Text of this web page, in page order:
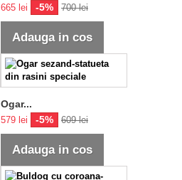
665 lei -5% 700 lei
Adauga in cos
Ogar...
579 lei -5% 609 lei
Adauga in cos